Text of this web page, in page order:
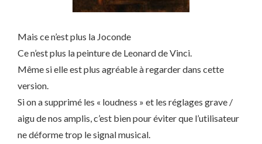
Mais ce n’est plus la Joconde
Ce n’est plus la peinture de Leonard de Vinci.
Même si elle est plus agréable à regarder dans cette
version.
Si on a supprimé les « loudness » et les réglages grave /
aigu de nos amplis, c’est bien pour éviter que l’utilisateur
ne déforme trop le signal musical.